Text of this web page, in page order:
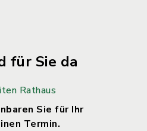
für Sie da
Rathaus
Sie für Ihr
Termin.